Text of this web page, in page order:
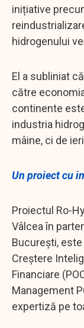
inițiative
hidrogenului
El a subliniat
către
continente
industria
mâine, ci de
Un proiect cu
Proiectul Ro-
Vâlcea în
București,
Creștere
Financiare
Management
expertiză pe